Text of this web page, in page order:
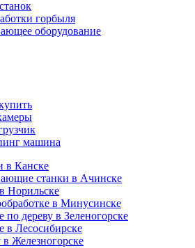
горбыля
оборудование
машина
в Канске
станки в Ачинске
Норильске
в Минусинске
по дереву в Зеленогорске
в Лесосибирске
Железногорске